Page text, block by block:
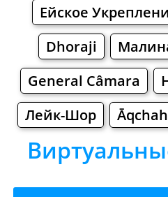
Ейское
Dhoraji
General Câmara
Лейк-Шор
Āqchah